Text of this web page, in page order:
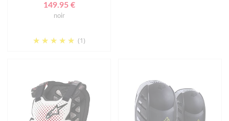
149.95 €
noir
(1)